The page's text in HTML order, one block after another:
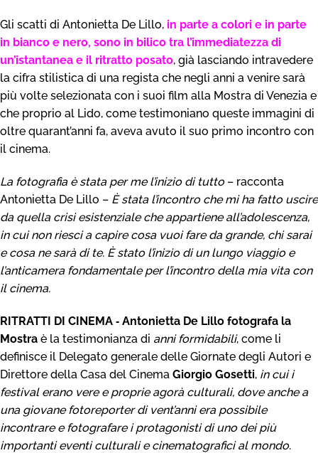
Gli scatti di Antonietta De Lillo, in parte a colori e in parte
in bianco e nero, sono in bilico tra l’immediatezza di
un’istantanea e il ritratto posato, già lasciando intravedere
la cifra stilistica di una regista che negli anni a venire sarà
più volte selezionata con i suoi film alla Mostra di Venezia e
che proprio al Lido, come testimoniano queste immagini di
oltre quarant’anni fa, aveva avuto il suo primo incontro con
il cinema.
La fotografia è stata per me l’inizio di tutto– racconta
Antonietta De Lillo – È stata l’incontro che mi ha fatto uscire
da quella crisi esistenziale che appartiene all’adolescenza,
in cui non riesci a capire cosa vuoi fare da grande, chi sarai
e cosa ne sarà di te. È stato l’inizio di un lungo viaggio e
l’anticamera fondamentale per l’incontro della mia vita con
il cinema.
RITRATTI DI CINEMA ‐ Antonietta De Lillo fotografa la
Mostra è la testimonianza di anni formidabili, come li
definisce il Delegato generale delle Giornate degli Autori e
Direttore della Casa del Cinema Giorgio Gosetti, in cui i
festival erano vere e proprie agorà culturali, dove anche a
una giovane fotoreporter di vent’anni era possibile
incontrare efotografare i protagonisti di uno dei più
importanti eventi culturali e cinematografici al mondo.